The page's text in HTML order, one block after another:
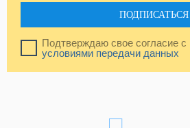
ПОДПИСАТЬСЯ
Подтверждаю свое согласие с
условиями передачи данных